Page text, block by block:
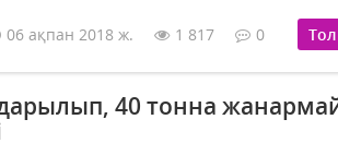
06 ақпан 2018 ж. 1 817 0
40 тонна